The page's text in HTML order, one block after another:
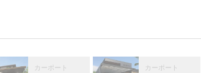
カーポート カーポート